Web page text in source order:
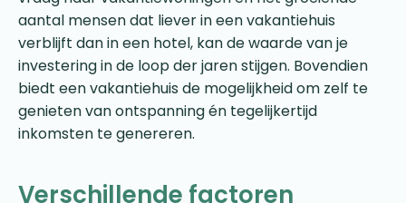
aantal mensen dat liever in een vakantiehuis
verblijft dan in een hotel, kan de waarde van je
investering in de loop der jaren stijgen. Bovendien
biedt een vakantiehuis de mogelijkheid om zelf te
genieten van ontspanning én tegelijkertijd
inkomsten te genereren.
Verschillende factoren